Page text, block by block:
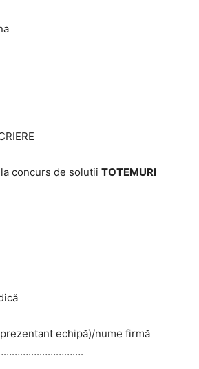
concurs de solutii TOTEMURI
echipă)/nume firmă